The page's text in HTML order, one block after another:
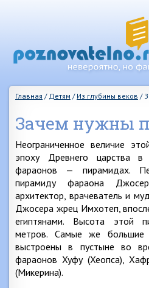
Главная / Детям / Из глубины веков /
Зачем нужны
Неограниченное величие
эпоху Древнего царства в
фараонов — пирамидах.
пирамиду фараона
архитектор, врачеватель и
Джосера жрец Имхотеп,
египтянами. Высота этой
метров. Самые же большие
выстроены в пустыне во
фараонов Хуфу (Хеопса),
(Микерина).